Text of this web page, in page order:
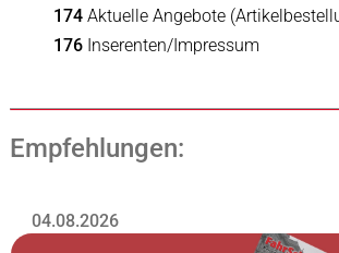
174 Aktuelle Angebote
176 Inserenten/Impressum
Empfehlungen:
04.08.2026